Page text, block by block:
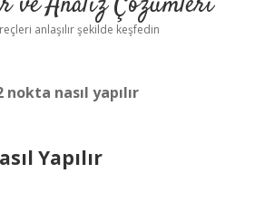
Yasal Uyarı
anlaşılır şekilde keşfedin
nokta nasıl yapılır
Yapılır